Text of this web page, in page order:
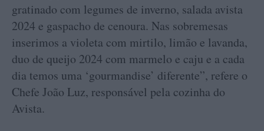
gratinado com legumes de inverno, salada avista
2024 e gaspacho de cenoura. Nas sobremesas
inserimos a violeta com mirtilo, limão e lavanda,
duo de queijo 2024 com marmelo e caju e a cada
dia temos uma ‘gourmandise’ diferente”, refere o
Chefe João Luz, responsável pela cozinha do
Avista.